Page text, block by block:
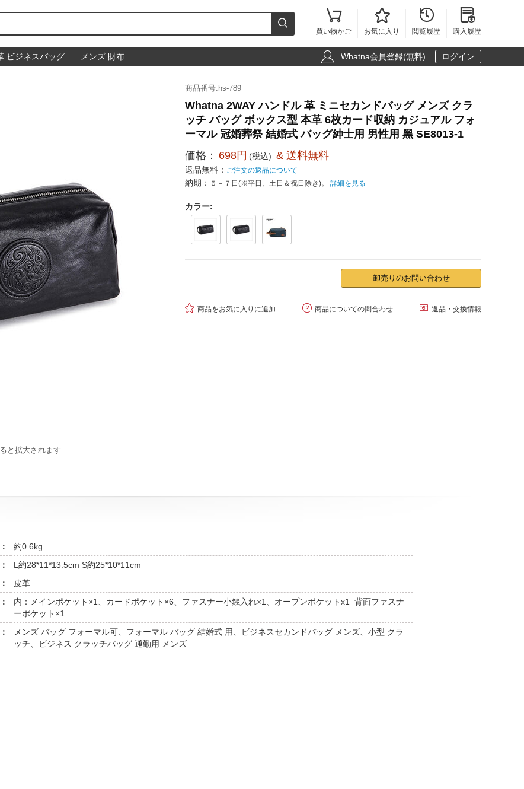


買い物かご

お気に入り

閲覧履歴

購入履歴
ビジネスバッグ メンズ 財布  Whatna会員登録(無料) ログイン
と拡大されます
商品番号:hs-789
Whatna 2WAY ハンドル 革 ミニセカンドバッグ メンズ クラ
ッチ バッグ ボックス型 本革 6枚カード収納 カジュアル フォ
ーマル 冠婚葬祭 結婚式 バッグ紳士用 男性用 黑 SE8013-1
価格： 698円 (税込) & 送料無料
返品無料： ご注文の返品について
納期： ５－７日(※平日、土日＆祝日除き)。 詳細を見る
カラー:
卸売りのお問い合わせ
 商品をお気に入りに追加  商品についての問合わせ  返品・交換情報
約0.6kg
L約28*11*13.5cm S約25*10*11cm
皮革
内：メインポケット×1、カードポケット×6、ファスナー小銭入れ×1、オープンポケットx1 背面ファスナ
ーポケット×1
メンズ バッグ フォーマル可、フォーマル バッグ 結婚式 用、ビジネスセカンドバッグ メンズ、小型 クラ
ッチ、ビジネス クラッチバッグ 通勤用 メンズ